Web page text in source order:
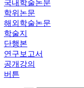
국내학술논문
학위논문
해외학술논문
학술지
단행본
연구보고서
공개강의
버튼